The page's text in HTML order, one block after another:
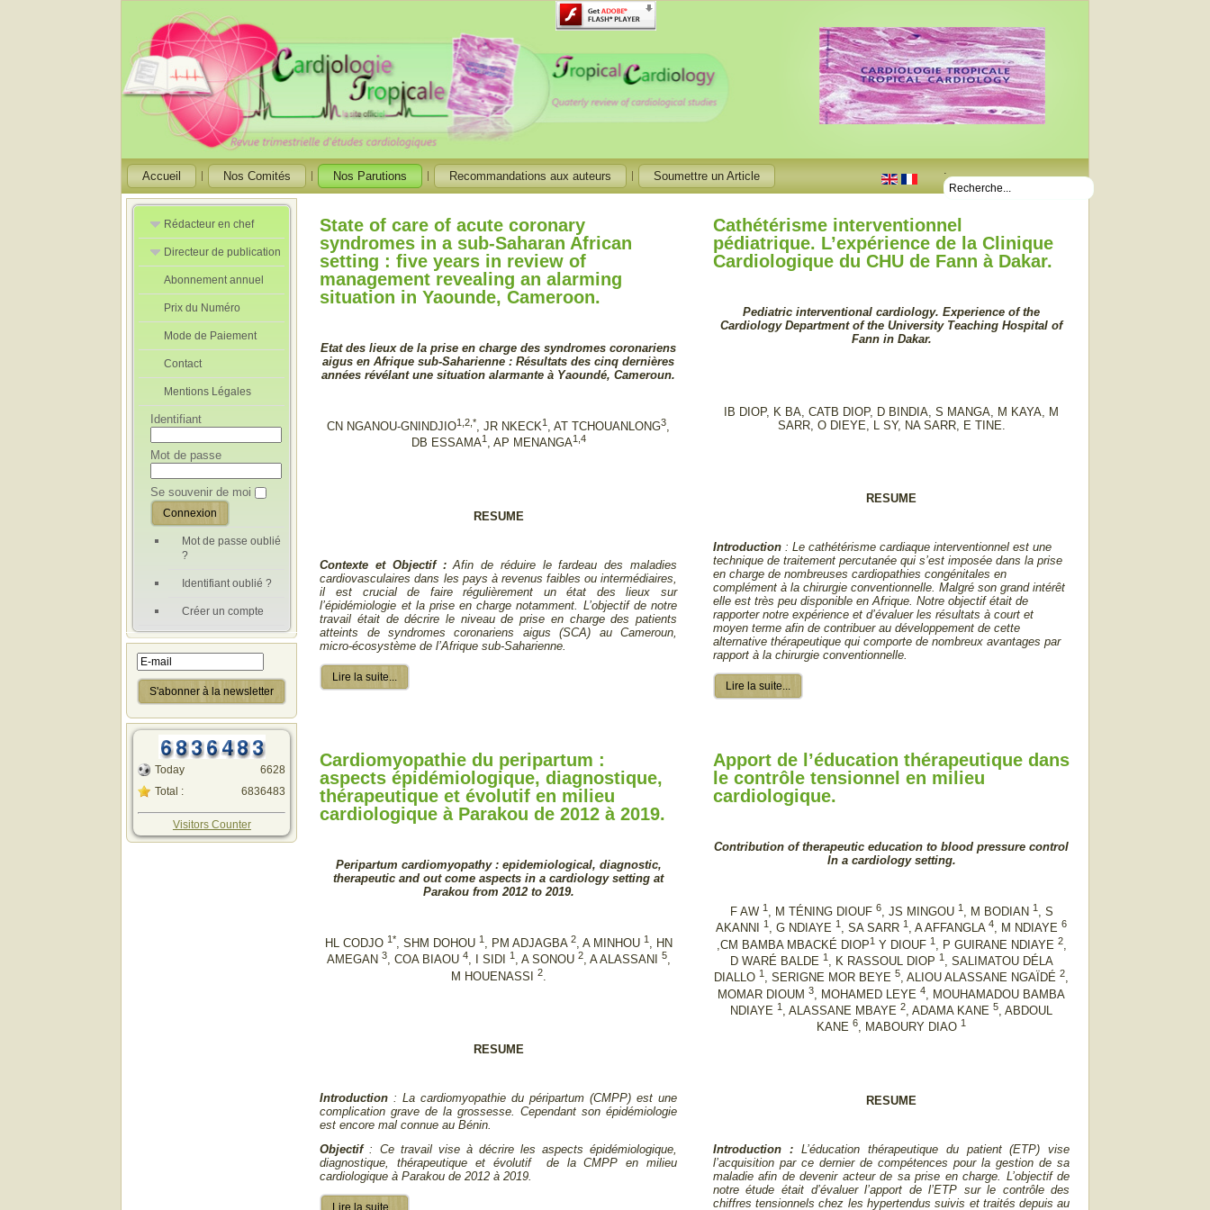
.
Accueil Nos Comités Nos Parutions Recommandations aux auteurs Soumettre un Article
Rédacteur en chef
Rédacteurs en
Chef Adjoint
Directeur de publication
Directeur de
publication
adjoint
Abonnement annuel
Prix du Numéro
Mode de Paiement
Contact
Mentions Légales
Identifiant
Mot de passe
Se souvenir de moi
Mot de passe oublié
?
Identifiant oublié ?
Créer un compte
Today
Total :
6628
6836483
Visitors Counter
State of care of acute coronary
syndromes in a sub-Saharan African
setting : five years in review of
management revealing an alarming
situation in Yaounde, Cameroon.
Etat des lieux de la prise en charge des syndromes coronariens
aigus en Afrique sub-Saharienne : Résultats des cinq dernières
années révélant une situation alarmante à Yaoundé, Cameroun.
CN NGANOU-GNINDJIO1,2,*, JR NKECK1 , AT TCHOUANLONG3,
DB ESSAMA1 , AP MENANGA1,4
RESUME
Contexte et Objectif :Afin de réduire le fardeau des maladies
cardiovasculaires dans les pays à revenus faibles ou intermédiaires,
il est crucial de faire régulièrement un état des lieux sur
l’épidémiologie et la prise en charge notamment. L’objectif de notre
travail était de décrire le niveau de prise en charge des patients
atteints de syndromes coronariens aigus (SCA) au Cameroun,
micro-écosystème de l’Afrique sub-Saharienne.
Lire la suite...
Cathétérisme interventionnel
pédiatrique. L’expérience de la Clinique
Cardiologique du CHU de Fann à Dakar.
Pediatric interventional cardiology. Experience of the
Cardiology Department of the University Teaching Hospital of
Fann in Dakar.
IB DIOP, K BA, CATB DIOP, D BINDIA, S MANGA, M KAYA, M
SARR, O DIEYE, L SY, NA SARR, E TINE.
RESUME
Introduction : Le cathétérisme cardiaque interventionnel est une
technique de traitement percutanée qui s’est imposée dans la prise
en charge de nombreuses cardiopathies congénitales en
complément à la chirurgie conventionnelle. Malgré son grand intérêt
elle est très peu disponible en Afrique. Notre objectif était de
rapporter notre expérience et d’évaluer les résultats à court et
moyen terme afin de contribuer au développement de cette
alternative thérapeutique qui comporte de nombreux avantages par
rapport à la chirurgie conventionnelle.
Lire la suite...
Cardiomyopathie du peripartum :
aspects épidémiologique, diagnostique,
thérapeutique et évolutif en milieu
cardiologique à Parakou de 2012 à 2019.
Peripartum cardiomyopathy : epidemiological, diagnostic,
therapeutic and out come aspects in a cardiology setting at
Parakou from 2012 to 2019.
HL CODJO 1*, SHM DOHOU 1, PM ADJAGBA 2, A MINHOU 1, HN
AMEGAN 3, COA BIAOU 4, I SIDI 1 , A SONOU 2, A ALASSANI 5,
M HOUENASSI
2.
RESUME
Introduction : La cardiomyopathie du péripartum (CMPP) est une
complication grave de la grossesse. Cependant son épidémiologie
est encore mal connue au Bénin.
Objectif: Ce travail vise à décrire les aspects épidémiologique,
diagnostique, thérapeutique et évolutif de la CMPP en milieu
cardiologique à Parakou de 2012 à 2019.
Lire la suite...
Apport de l’éducation thérapeutique dans
le contrôle tensionnel en milieu
cardiologique.
Contribution of therapeutic education to blood pressure control
In a cardiology setting.
F AW 1, M TÉNING DIOUF 6, JS MINGOU 1, M BODIAN 1, S
AKANNI1 , G NDIAYE1 , SA SARR1 , A AFFANGLA4, M NDIAYE6
,CM BAMBA MBACKÉ DIOP1Y DIOUF 1, P GUIRANE NDIAYE 2,
D WARÉ BALDE 1, K RASSOUL DIOP 1, SALIMATOU DÉLA
DIALLO1 , SERIGNE MOR BEYE5, ALIOU ALASSANE NGAÏDÉ2,
MOMAR DIOUM3 , MOHAMED LEYE4
, MOUHAMADOU BAMBA
NDIAYE1 , ALASSANE MBAYE2, ADAMA KANE5, ABDOUL
KANE6, MABOURY DIAO1
RESUME
Introduction :L’éducation thérapeutique du patient (ETP) vise
l’acquisition par ce dernier de compétences pour la gestion de sa
maladie afin de devenir acteur de sa prise en charge. L’objectif de
notre étude était d’évaluer l’apport de l’ETP sur le contrôle des
chiffres tensionnels chez les hypertendus suivis et traités depuis au